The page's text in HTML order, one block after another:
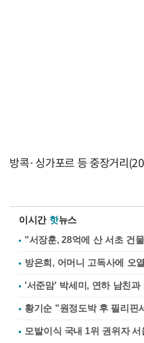
방콕·싱가포르 등 중장거리
이시간 핫뉴스
"서장훈, 28억에 산 서초 건
방은희, 어머니 고독사에 오
'서준맘' 박세미, 연하 남친
황기순 "원정도박 후 필리핀